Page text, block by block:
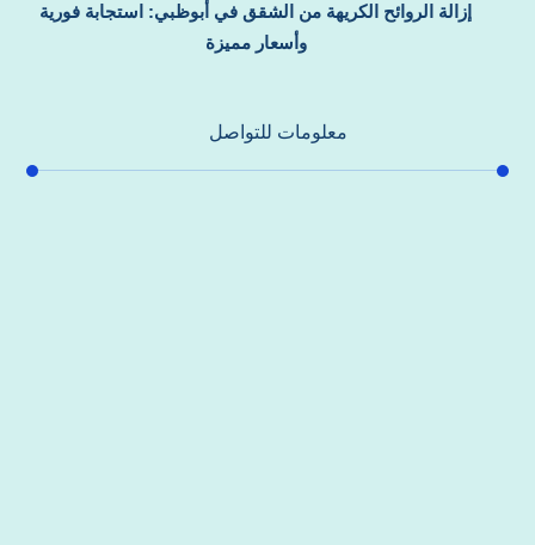
إزالة الروائح الكريهة من الشقق في أبوظبي: استجابة فورية
وأسعار مميزة
معلومات للتواصل